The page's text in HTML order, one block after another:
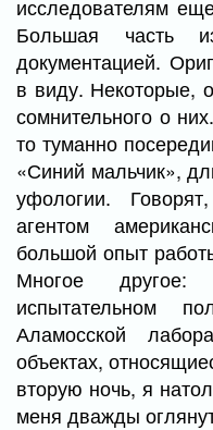
исследователям
Большая часть
документацией.
в виду. Некоторые,
сомнительного о
то туманно
«Синий мальчик»,
уфологии.
агентом
большой опыт
Многое
испытательном
Аламосской
объектах,
вторую ночь, я
меня дважды